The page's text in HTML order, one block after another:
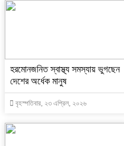
হরমোনজনিত স্বাস্থ্য সমস্যায় ভুগছেন
দেশের অর্ধেক মানুষ
বৃহস্পতিবার, ২৩ এপ্রিল, ২০২৬